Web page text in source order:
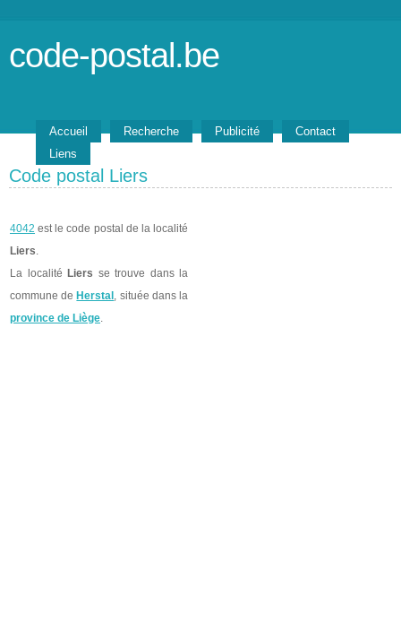
code-postal.be
Accueil Recherche Publicité
Contact
Liens
Code postal Liers
4042 est le code postal de la localité
Liers.
La localité Liers se trouve dans la
commune de Herstal , située dans la
province de Liège.